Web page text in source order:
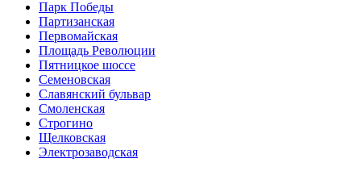
Парк Победы
Партизанская
Первомайская
Площадь Революции
Пятницкое шоссе
Семеновская
Славянский бульвар
Смоленская
Строгино
Щелковская
Электро­заводская